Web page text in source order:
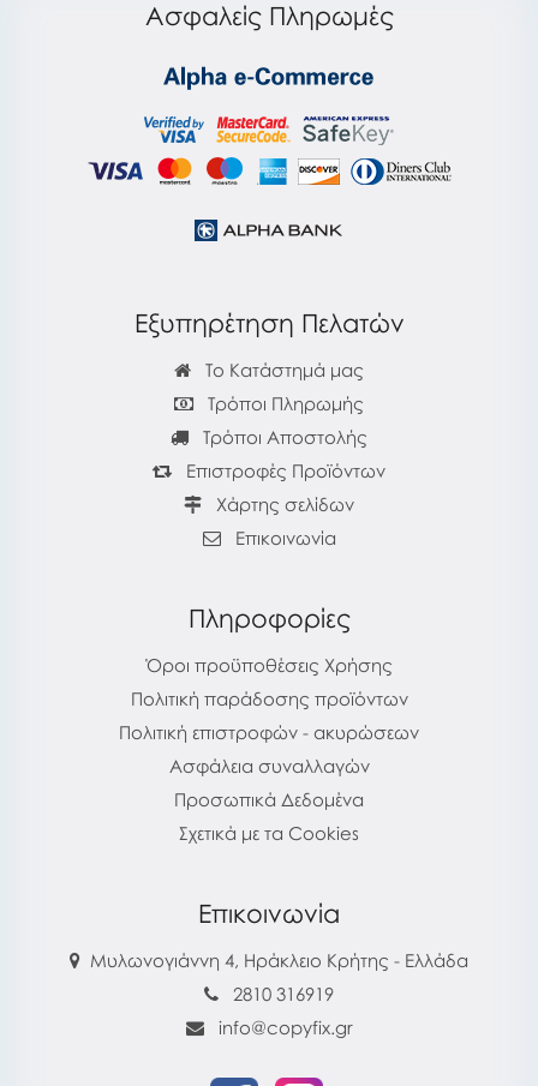
Ασφαλείς Πληρωμές
Εξυπηρέτηση Πελατών
Το Κατάστημά μας
Τρόποι Πληρωμής
Τρόποι Αποστολής
Επιστροφές Προϊόντων
Χάρτης σελίδων
Επικοινωνία
Πληροφορίες
Όροι προϋποθέσεις Χρήσης
Πολιτική παράδοσης προϊόντων
Πολιτική επιστροφών - ακυρώσεων
Ασφάλεια συναλλαγών
Προσωπικά Δεδομένα
Σχετικά με τα Cookies
Επικοινωνία
Μυλωνογιάννη 4, Ηράκλειο Κρήτης - Ελλάδα
2810 316919
info@copyfix.gr